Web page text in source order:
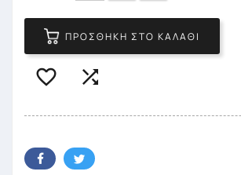
ΠΡΟΣΘΉΚΗ ΣΤΟ ΚΑΛΆΘΙ
 